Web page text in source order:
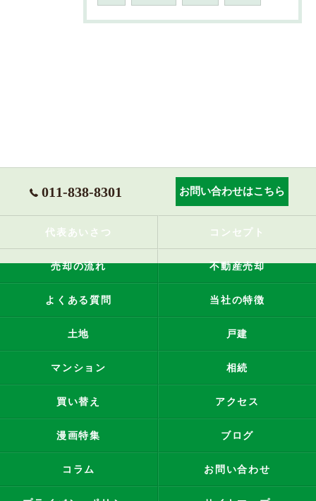
011-838-8301 お問い合わせはこちら
代表あいさつ コンセプト
売却の流れ 不動産売却
よくある質問 当社の特徴
土地 戸建
マンション 相続
買い替え アクセス
漫画特集 ブログ
コラム お問い合わせ